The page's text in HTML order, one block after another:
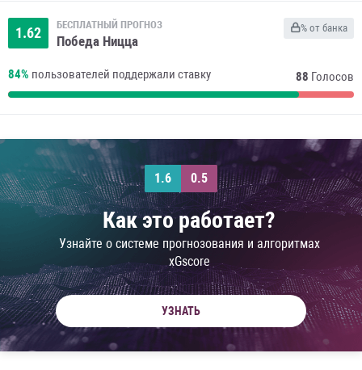
1.62 БЕСПЛАТНЫЙ ПРОГНОЗ
Победа Ницца
% от банка
84% пользователей поддержали ставку 88 Голосов
1.6 0.5
Как это работает?
Узнайте о системе прогнозования и алгоритмах
xGscore
УЗНАТЬ